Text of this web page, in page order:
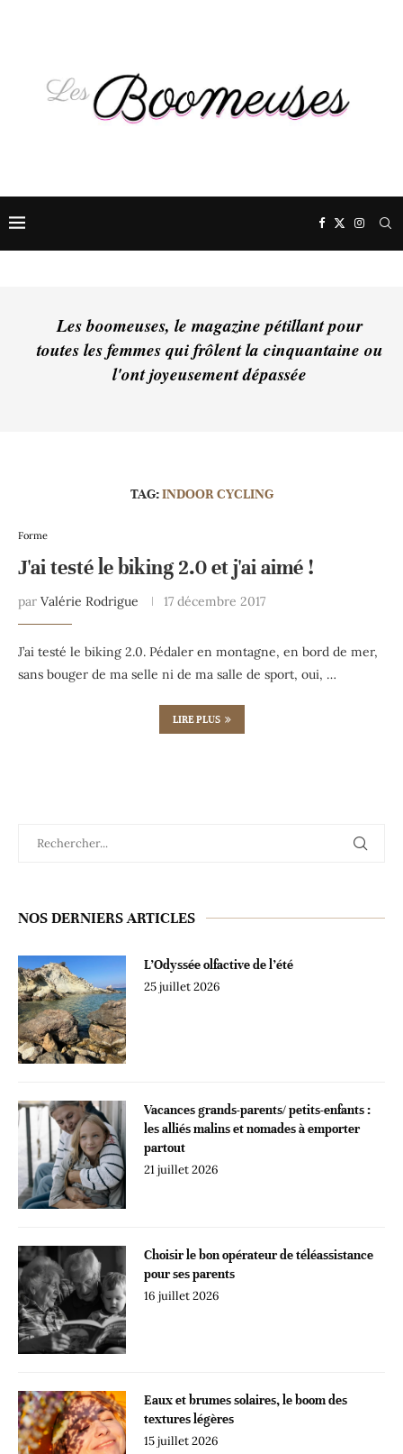
Les boomeuses, le magazine pétillant pour
toutes les femmes qui frôlent la cinquantaine ou
l'ont joyeusement dépassée
TAG:INDOOR CYCLING
Forme
J'ai testé le biking 2.0 et j'ai aimé !
par Valérie Rodrigue 17 décembre 2017
J’ai testé le biking 2.0. Pédaler en montagne, en bord de mer,
sans bouger de ma selle ni de ma salle de sport, oui, …
LIRE PLUS
NOS DERNIERS ARTICLES
L’Odyssée olfactive de l’été
25 juillet 2026
Vacances grands-parents/ petits-enfants :
les alliés malins et nomades à emporter
partout
21 juillet 2026
Choisir le bon opérateur de téléassistance
pour ses parents
16 juillet 2026
Eaux et brumes solaires, le boom des
textures légères
15 juillet 2026